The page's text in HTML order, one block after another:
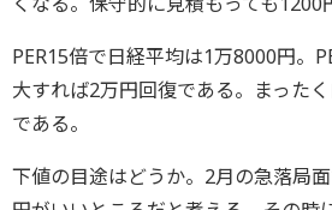
PER15倍で日経平均は1万8000円。
大すれば2万円回復である。まった
である。
下値の目途はどうか。2月の急落局